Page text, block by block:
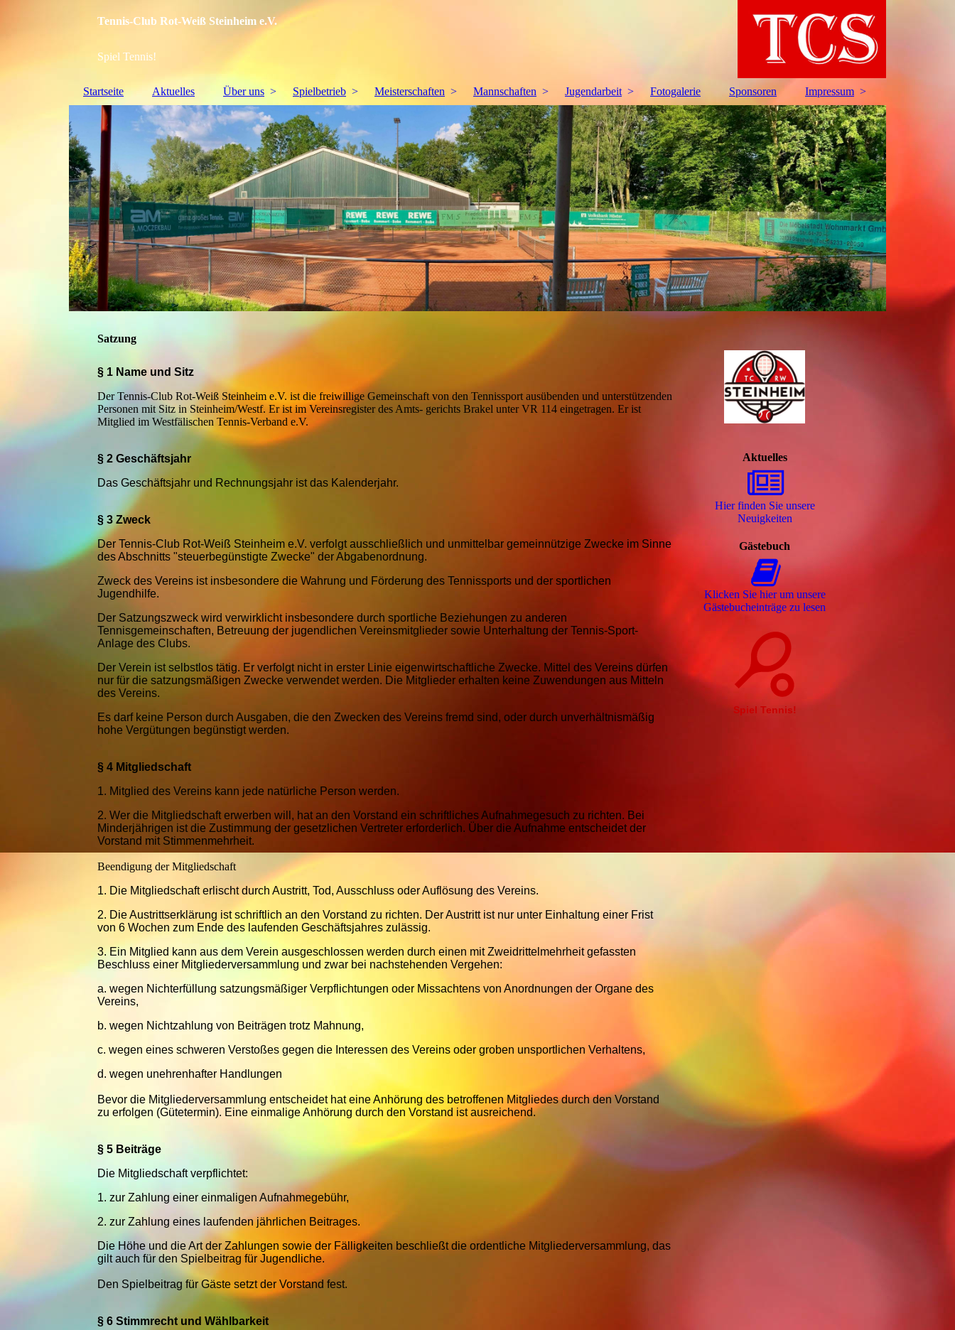
Tennis-Club Rot-Weiß Steinheim e.V.
Spiel Tennis!
Startseite Aktuelles Über uns Spielbetrieb Meisterschaften Mannschaften Jugendarbeit Fotogalerie Sponsoren Impressum
Satzung
§ 1 Name und Sitz
Der Tennis-Club Rot-Weiß Steinheim e.V. ist die freiwillige Gemeinschaft von den Tennissport ausübenden und unterstützenden
Personen mit Sitz in Steinheim/Westf. Er ist im Vereinsregister des Amts- gerichts Brakel unter VR 114 eingetragen. Er ist
Mitglied im Westfälischen Tennis-Verband e.V.
§ 2 Geschäftsjahr
Das Geschäftsjahr und Rechnungsjahr ist das Kalenderjahr.
§ 3 Zweck
Der Tennis-Club Rot-Weiß Steinheim e.V. verfolgt ausschließlich und unmittelbar gemeinnützige Zwecke im Sinne
des Abschnitts "steuerbegünstigte Zwecke" der Abgabenordnung.
Zweck des Vereins ist insbesondere die Wahrung und Förderung des Tennissports und der sportlichen
Jugendhilfe.
Der Satzungszweck wird verwirklicht insbesondere durch sportliche Beziehungen zu anderen
Tennisgemeinschaften, Betreuung der jugendlichen Vereinsmitglieder sowie Unterhaltung der Tennis-Sport-
Anlage des Clubs.
Der Verein ist selbstlos tätig. Er verfolgt nicht in erster Linie eigenwirtschaftliche Zwecke. Mittel des Vereins dürfen
nur für die satzungsmäßigen Zwecke verwendet werden. Die Mitglieder erhalten keine Zuwendungen aus Mitteln
des Vereins.
Es darf keine Person durch Ausgaben, die den Zwecken des Vereins fremd sind, oder durch unverhältnismäßig
hohe Vergütungen begünstigt werden.
§ 4 Mitgliedschaft
1. Mitglied des Vereins kann jede natürliche Person werden.
2. Wer die Mitgliedschaft erwerben will, hat an den Vorstand ein schriftliches Aufnahmegesuch zu richten. Bei
Minderjährigen ist die Zustimmung der gesetzlichen Vertreter erforderlich. Über die Aufnahme entscheidet der
Vorstand mit Stimmenmehrheit.
Beendigung der Mitgliedschaft
1. Die Mitgliedschaft erlischt durch Austritt, Tod, Ausschluss oder Auflösung des Vereins.
2. Die Austrittserklärung ist schriftlich an den Vorstand zu richten. Der Austritt ist nur unter Einhaltung einer Frist
von 6 Wochen zum Ende des laufenden Geschäftsjahres zulässig.
3. Ein Mitglied kann aus dem Verein ausgeschlossen werden durch einen mit Zweidrittelmehrheit gefassten
Beschluss einer Mitgliederversammlung und zwar bei nachstehenden Vergehen:
a. wegen Nichterfüllung satzungsmäßiger Verpflichtungen oder Missachtens von Anordnungen der Organe des
Vereins,
b. wegen Nichtzahlung von Beiträgen trotz Mahnung,
c. wegen eines schweren Verstoßes gegen die Interessen des Vereins oder groben unsportlichen Verhaltens,
d. wegen unehrenhafter Handlungen
Bevor die Mitgliederversammlung entscheidet hat eine Anhörung des betroffenen Mitgliedes durch den Vorstand
zu erfolgen (Gütetermin). Eine einmalige Anhörung durch den Vorstand ist ausreichend.
§ 5 Beiträge
Die Mitgliedschaft verpflichtet:
1. zur Zahlung einer einmaligen Aufnahmegebühr,
2. zur Zahlung eines laufenden jährlichen Beitrages.
Die Höhe und die Art der Zahlungen sowie der Fälligkeiten beschließt die ordentliche Mitgliederversammlung, das
gilt auch für den Spielbeitrag für Jugendliche.
Den Spielbeitrag für Gäste setzt der Vorstand fest.
§ 6 Stimmrecht und Wählbarkeit
Aktuelles
Hier finden Sie unsere
Neuigkeiten
Gästebuch
Klicken Sie hier um unsere
Gäs­te­buch­ein­trä­ge zu lesen
Spiel Tennis!